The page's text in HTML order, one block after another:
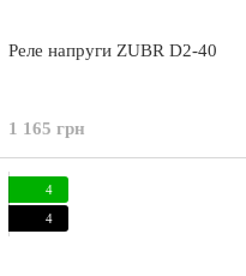
Реле напруги ZUBR D2-40
1 165 грн
4
4